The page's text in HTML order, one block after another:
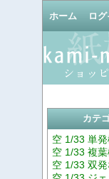
ホーム ロ
カテ
空 1/33 単
空 1/33 複
空 1/33 双